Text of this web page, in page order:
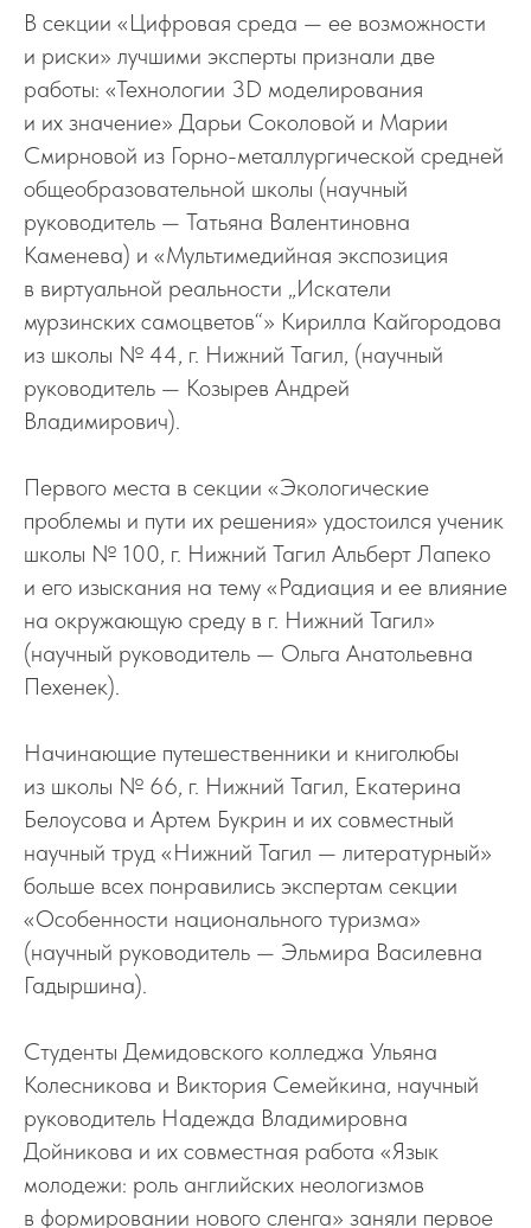
В секции «Цифровая среда — ее возможности
и риски» лучшими эксперты признали две
работы: «Технологии 3D моделирования
и их значение» Дарьи Соколовой и Марии
Смирновой из Горно-металлургической средней
общеобразовательной школы (научный
руководитель — Татьяна Валентиновна
Каменева) и «Мультимедийная экспозиция
в виртуальной реальности „Искатели
мурзинских самоцветов“» Кирилла Кайгородова
из школы № 44, г. Нижний Тагил, (научный
руководитель — Козырев Андрей
Владимирович).
Первого места в секции «Экологические
проблемы и пути их решения» удостоился ученик
школы № 100, г. Нижний Тагил Альберт Лапеко
и его изыскания на тему «Радиация и ее влияние
на окружающую среду в г. Нижний Тагил»
(научный руководитель — Ольга Анатольевна
Пехенек).
Начинающие путешественники и книголюбы
из школы № 66, г. Нижний Тагил, Екатерина
Белоусова и Артем Букрин и их совместный
научный труд «Нижний Тагил — литературный»
больше всех понравились экспертам секции
«Особенности национального туризма»
(научный руководитель — Эльмира Василевна
Гадыршина).
Студенты Демидовского колледжа Ульяна
Колесникова и Виктория Семейкина, научный
руководитель Надежда Владимировна
Дойникова и их совместная работа «Язык
молодежи: роль английских неологизмов
в формировании нового сленга» заняли первое